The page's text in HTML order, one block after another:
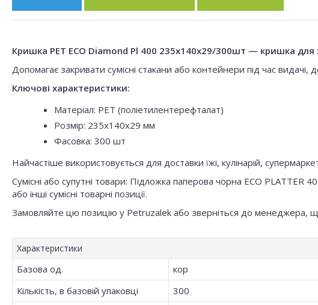
Кришка РЕТ ECO Diamond Pl 400 235х140х29/300шт — кришка
Допомагає закривати сумісні стакани або контейнери під час видачі,
Ключові характеристики:
Матеріал: PET (поліетилентерефталат)
Розмір: 235x140x29 мм
Фасовка: 300 шт
Найчастіше використовується для доставки їжі, кулінарій,
Сумісні або супутні товари: Підложка паперова чорна ECO
або інші сумісні товарні позиції.
Замовляйте цю позицію у Petruzalek або зверніться до менеджера,
Характеристики
Базова од.
кор
Кількість, в базовій упаковці
300